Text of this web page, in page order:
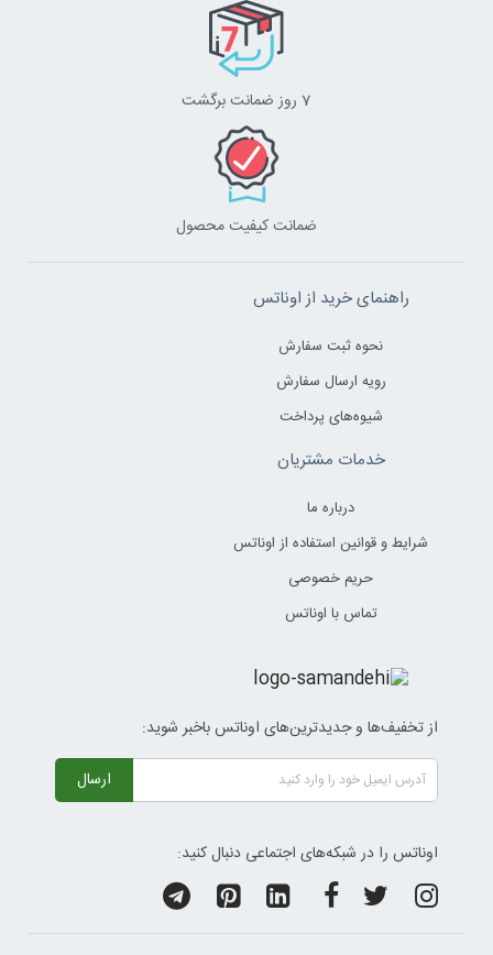
7 روز ضمانت برگشت
ضمانت کیفیت محصول
راهنمای خرید از اوناتس
نحوه ثبت سفارش
رویه ارسال سفارش
شیوه‌های پرداخت
خدمات مشتریان
درباره ما
شرایط و قوانین استفاده از اوناتس
حریم خصوصی
تماس با اوناتس
از تخفیف‌ها و جدیدترین‌های اوناتس باخبر شوید:
ارسال
اوناتس را در شبکه‌های اجتماعی دنبال کنید: